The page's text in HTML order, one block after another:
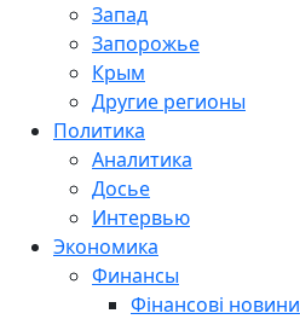
Запад
Запорожье
Крым
Другие регионы
Политика
Аналитика
Досье
Интервью
Экономика
Финансы
Фінансові новини